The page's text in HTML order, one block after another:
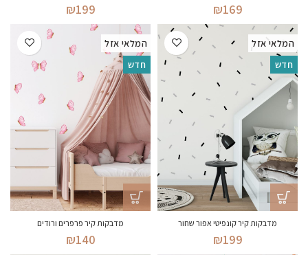
₪169
₪199
המלאי אזל
חדש
מדבקות קיר קונפיטי אפור שחור
₪199
המלאי אזל
חדש
מדבקות קיר פרפרים ורודים
₪140